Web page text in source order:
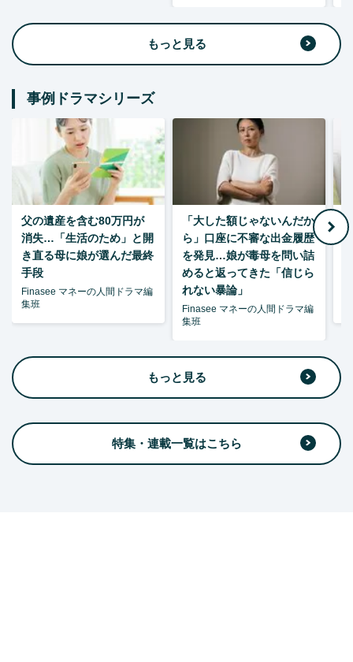
もっと見る
事例ドラマシリーズ
父の遺産を含む80万円が
消失…「生活のため」と開
き直る母に娘が選んだ最終
手段
Finasee マネーの人間ドラマ編
集班
「大した額じゃないんだか
ら」口座に不審な出金履歴
を発見…娘が毒母を問い詰
めると返ってきた「信じら
れない暴論」
Finasee マネーの人間ドラマ編
集班
もっと見る
特集・連載一覧はこちら